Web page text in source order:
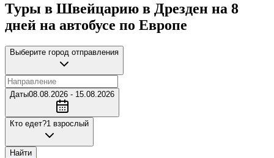
Туры в Швейцарию в Дрезден на 8
дней на автобусе по Европе
Выберите город отправления
Даты08.08.2026 - 15.08.2026
Кто едет?1 взрослый
Найти